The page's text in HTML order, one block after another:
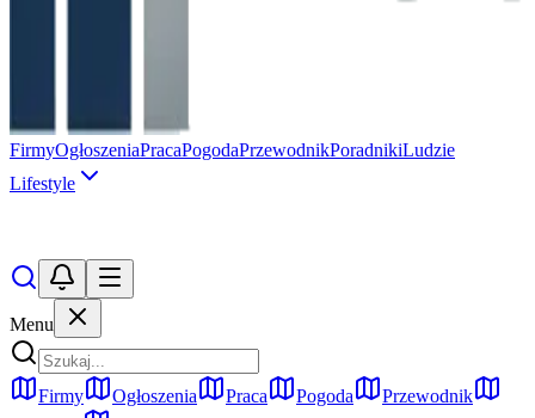
FirmyOgłoszeniaPracaPogodaPrzewodnikPoradnikiLudzie
Lifestyle
Menu
Firmy Ogłoszenia Praca Pogoda
Przewodnik